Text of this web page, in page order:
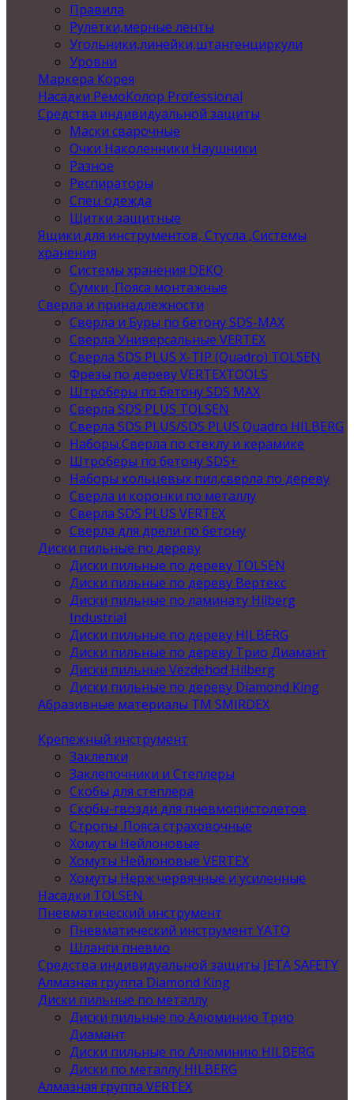
Правила
Рулетки,мерные ленты
Угольники,линейки,штангенциркули
Уровни
Маркера Корея
Насадки РемоКолор Professional
Средства индивидуальной защиты
Маски сварочные
Очки Наколенники Наушники
Разное
Респираторы
Спец одежда
Щитки защитные
Ящики для инструментов, Стусла ,Системы
хранения
Системы хранения DEKO
Сумки ,Пояса монтажные
Сверла и принадлежности
Сверла и Буры по бетону SDS-MAX
Сверла Универсальные VERTEX
Сверла SDS PLUS X-TIP (Quadro) TOLSEN
Фрезы по дереву VERTEXTOOLS
Штроберы по бетону SDS MAX
Сверла SDS PLUS TOLSEN
Сверла SDS PLUS/SDS PLUS Quadro HILBERG
Наборы,Сверла по стеклу и керамике
Штроберы по бетону SDS+
Наборы кольцевых пил,сверла по дереву
Сверла и коронки по металлу
Сверла SDS PLUS VERTEX
Сверла для дрели по бетону
Диски пильные по дереву
Диски пильные по дереву TOLSEN
Диски пильные по дереву Вертекс
Диски пильные по ламинату Hilberg
Industrial
Диски пильные по дереву HILBERG
Диски пильные по дереву Трио Диамант
Диски пильные Vezdehod Hilberg
Диски пильные по дереву Diamond King
Абразивные материалы ТМ SMIRDEX
Крепежный инструмент
Заклепки
Заклепочники и Степлеры
Скобы для степлера
Скобы-гвозди для пневмопистолетов
Стропы .Пояса страховочные
Хомуты Нейлоновые
Хомуты Нейлоновые VERTEX
Хомуты Нерж червячные и усиленные
Насадки TOLSEN
Пневматический инструмент
Пневматический инструмент YATO
Шланги пневмо
Средства индивидуальной защиты JETA SAFETY
Алмазная группа Diamond King
Диски пильные по металлу
Диски пильные по Алюминию Трио
Диамант
Диски пильные по Алюминию HILBERG
Диски по металлу HILBERG
Алмазная группа VERTEX